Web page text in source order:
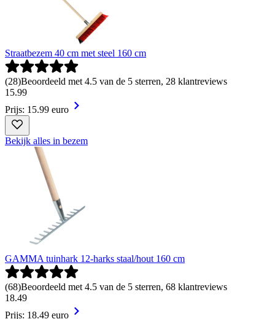
Straatbezem 40 cm met steel 160 cm
(28)Beoordeeld met 4.5 van de 5 sterren, 28 klantreviews
15.99
Prijs: 15.99 euro
Bekijk alles in bezem
GAMMA tuinhark 12-harks staal/hout 160 cm
(68)Beoordeeld met 4.5 van de 5 sterren, 68 klantreviews
18.49
Prijs: 18.49 euro